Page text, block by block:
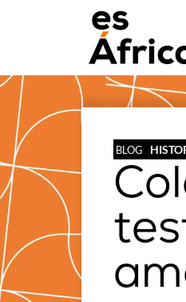
BLOG